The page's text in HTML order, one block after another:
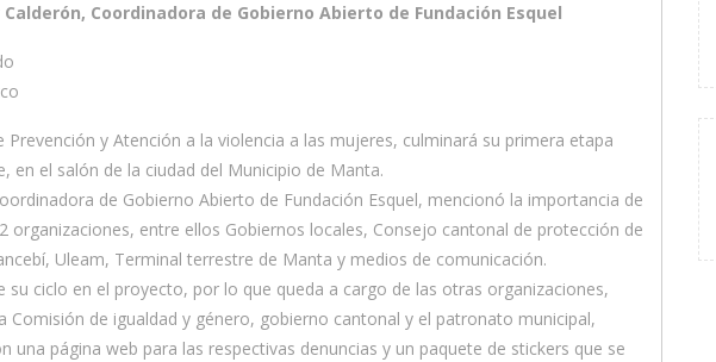
Coordinadora de Gobierno Abierto de Fundación Esquel
Prevención y Atención a la violencia a las mujeres, culminará su primera etapa
en el salón de la ciudad del Municipio de Manta.
de Gobierno Abierto de Fundación Esquel, mencionó la importancia de
organizaciones, entre ellos Gobiernos locales, Consejo cantonal de protección de
Uleam, Terminal terrestre de Manta y medios de comunicación.
su ciclo en el proyecto, por lo que queda a cargo de las otras organizaciones,
Comisión de igualdad y género, gobierno cantonal y el patronato municipal,
una página web para las respectivas denuncias y un paquete de stickers que se